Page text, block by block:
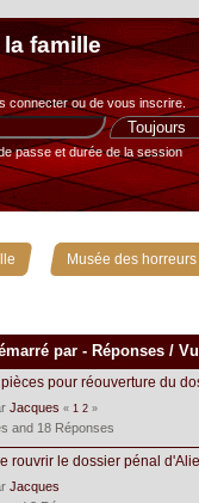
famille
connecterou devous inscrire.
passe et durée de la session
» Musée des
par - Réponses /
pour réouverture du
Jacques «1 2 »
and 18 Réponses
rouvrir le dossier pénal
Jacques